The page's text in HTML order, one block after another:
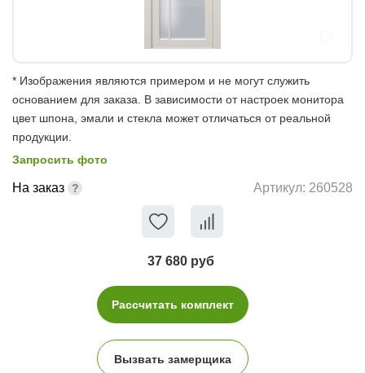
* Изображения являются примером и не могут служить
основанием для заказа. В зависимости от настроек монитора
цвет шпона, эмали и стекла может отличаться от реальной
продукции.
Запросить фото
На заказ Артикул: 260528
37 680 руб
Рассчитать комплект
Вызвать замерщика